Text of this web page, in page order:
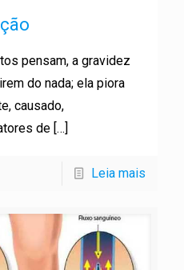
pensam, a gravidez
do nada; ela piora
causado,
de […]
Leia mais